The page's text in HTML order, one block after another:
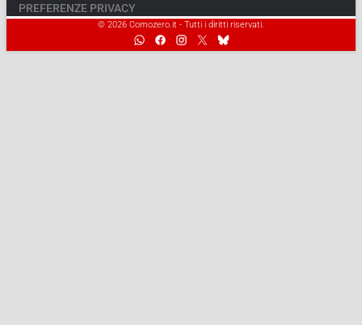
PREFERENZE PRIVACY
© 2026 Comozero.it - Tutti i diritti riservati.